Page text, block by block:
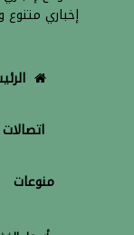
إخباري
اتصالات
منوعات